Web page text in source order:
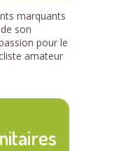
1 /2
marquants
son
pour le
amateur